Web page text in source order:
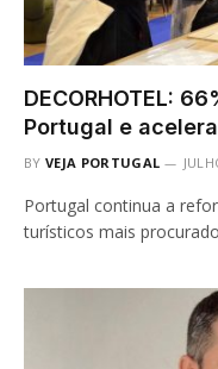
DECORHOTEL:
Portugal e
BY VEJA PORTUGAL
Portugal continua a
turísticos mais